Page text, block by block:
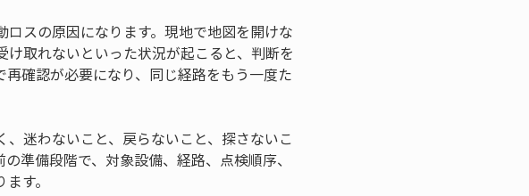
スの原因になります。現地で地図を開けな
取れないといった状況が起こると、判断を
確認が必要になり、同じ経路をもう一度た
迷わないこと、戻らないこと、探さないこ
準備段階で、対象設備、経路、点検順序、
す。